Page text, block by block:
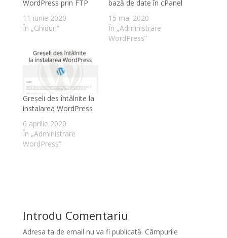
WordPress prin FTP
11 iunie 2020
În „Ghiduri”
bază de date în cPanel
15 mai 2020
În „Administrare
WordPress”
Greșeli des întâlnite la
instalarea WordPress
6 aprilie 2020
În „Administrare
WordPress”
Introdu Comentariu
Adresa ta de email nu va fi publicată. Câmpurile